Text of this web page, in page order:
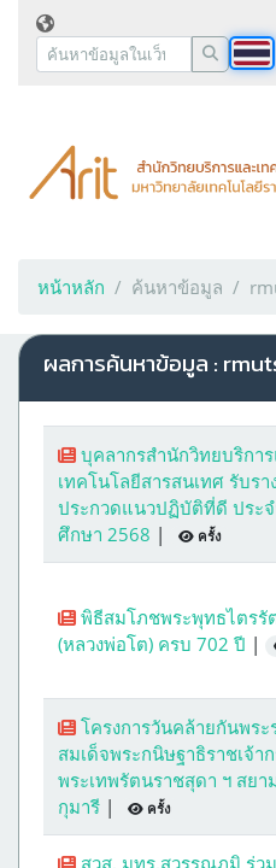
หน้าหลัก ค้นหาข้อมูล
ผลการค้นหาข้อมูล :
บุคลากรสำนักวิทยบริกา
เทคโนโลยีสารสนเทศ รับรา
ประกวดแนวปฏิบัติที่ดี ประ
ศึกษา 2568 | ครั้ง
พิธีสมโภชพระพุทธไตรรั
(หลวงพ่อโต) ครบ 702 ปี |
โครงการวันคล้ายกันพร
สมเด็จพระกนิษฐาธิราชเจ้า
พระเทพรัตนราชสุดา ฯ สยา
กุมารี | ครั้ง